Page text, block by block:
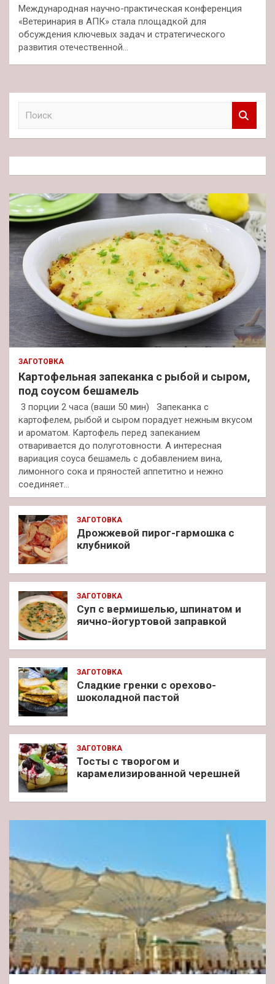
Международная научно-практическая конференция
«Ветеринария в АПК» стала площадкой для
обсуждения ключевых задач и стратегического
развития отечественной…
к
ЗАГОТОВКА
Картофельная запеканка с рыбой и сыром,
под соусом бешамель
3 порции 2 часа (ваши 50 мин) Запеканка с
картофелем, рыбой и сыром порадует нежным вкусом
и ароматом. Картофель перед запеканием
отваривается до полуготовности. А интересная
вариация соуса бешамель с добавлением вина,
лимонного сока и пряностей аппетитно и нежно
соединяет…
ЗАГОТОВКА
Дрожжевой пирог-гармошка с
клубникой
ЗАГОТОВКА
Суп с вермишелью, шпинатом и
яично-йогуртовой заправкой
ЗАГОТОВКА
Сладкие гренки с орехово-
шоколадной пастой
ЗАГОТОВКА
Тосты с творогом и
карамелизированной черешней